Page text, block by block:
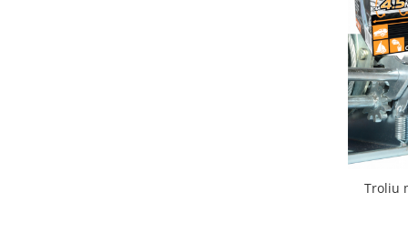
Troliu